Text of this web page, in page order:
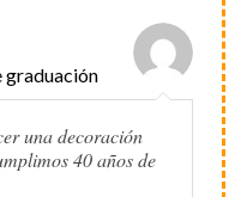
graduación
una decoración
40 años de